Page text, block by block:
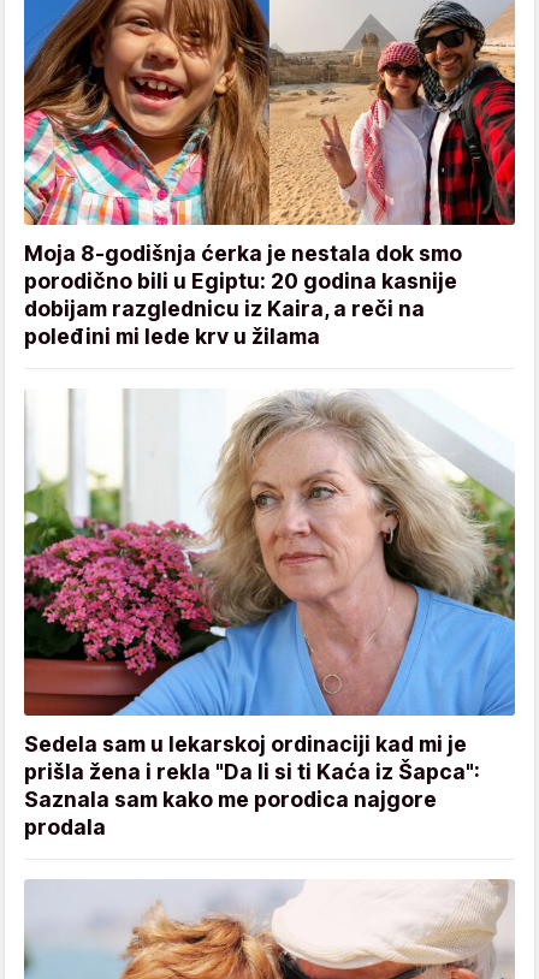
Moja 8-godišnja ćerka je nestala dok smo
porodično bili u Egiptu: 20 godina kasnije
dobijam razglednicu iz Kaira, a reči na
poleđini mi lede krv u žilama
Sedela sam u lekarskoj ordinaciji kad mi je
prišla žena i rekla "Da li si ti Kaća iz Šapca":
Saznala sam kako me porodica najgore
prodala